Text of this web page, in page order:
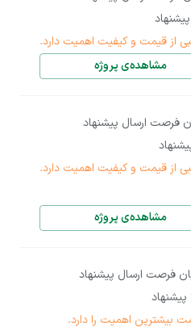
پیشنهاد
از قیمت و کیفیت اهمیت دارد.
مشاهده‌ی پروژه
فرصت ارسال پیشنهاد
از قیمت و کیفیت اهمیت دارد.
مشاهده‌ی پروژه
فرصت ارسال پیشنهاد
پیشنهاد
بیشترین اهمیت را دارد.